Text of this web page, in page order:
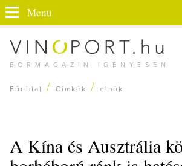
BORMAGAZIN IGÉNYESEN
Menü
Főoldal / Címkék / elnök
A Kína és Ausztrália